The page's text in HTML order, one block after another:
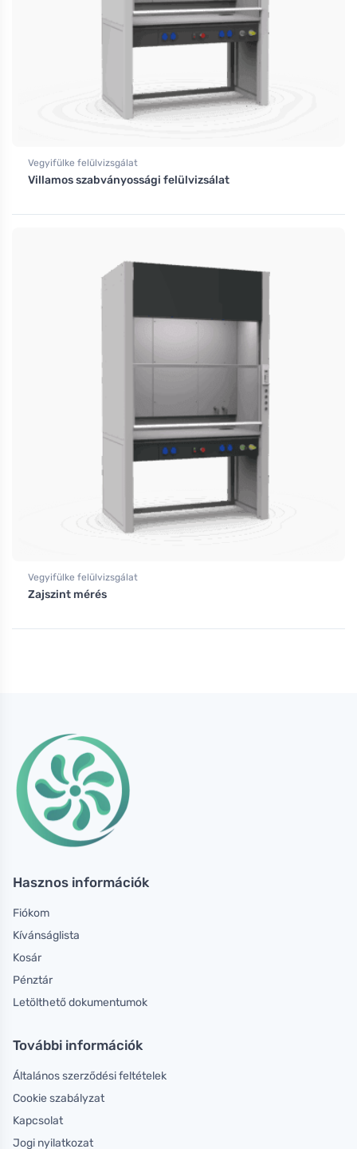
Vegyifülke felülvizsgálat
Villamos szabványossági felülvizsálat
Vegyifülke felülvizsgálat
Zajszint mérés
Hasznos információk
Fiókom
Kívánságlista
Kosár
Pénztár
Letölthető dokumentumok
További információk
Általános szerződési feltételek
Cookie szabályzat
Kapcsolat
Jogi nyilatkozat